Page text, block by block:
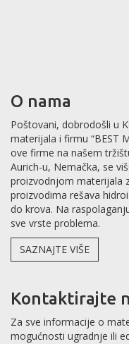
O nama
Poštovani, dobrodošli u
materijala i firmu “BEST
ove firme na našem
Aurich-u, Nemačka, se
proizvodnjom materijala
proizvodima rešava
do krova. Na
sve vrste problema.
SAZNAJTE VIŠE
Kontaktirajte
Za sve informacije o
mogućnosti ugradnje ili